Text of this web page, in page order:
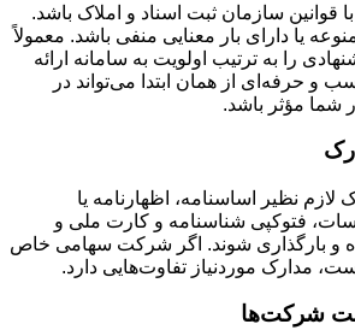
قوانین سازمان ثبت اسناد و املاک باشد.
یا دارای بار معنایی منفی باشد. معمولاً
را به ترتیب اولویت به سامانه ارائه
و حرفه‌ای از همان ابتدا می‌تواند در
شما مؤثر باشد.
لازم نظیر اساسنامه، اظهارنامه یا
فتوکپی شناسنامه و کارت ملی و
و بارگذاری شوند. اگر شرکت سهامی خاص
مدارک موردنیاز تفاوت‌هایی دارد.